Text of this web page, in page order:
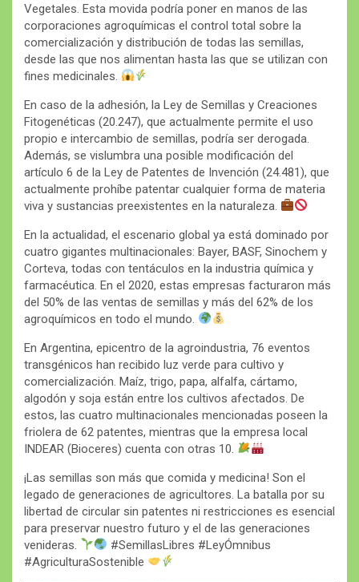
Vegetales. Esta movida podría poner en manos de las
corporaciones agroquímicas el control total sobre la
comercialización y distribución de todas las semillas,
desde las que nos alimentan hasta las que se utilizan con
fines medicinales.
En caso de la adhesión, la Ley de Semillas y Creaciones
Fitogenéticas (20.247), que actualmente permite el uso
propio e intercambio de semillas, podría ser derogada.
Además, se vislumbra una posible modificación del
artículo 6 de la Ley de Patentes de Invención (24.481), que
actualmente prohíbe patentar cualquier forma de materia
viva y sustancias preexistentes en la naturaleza.
En la actualidad, el escenario global ya está dominado por
cuatro gigantes multinacionales: Bayer, BASF, Sinochem y
Corteva, todas con tentáculos en la industria química y
farmacéutica. En el 2020, estas empresas facturaron más
del 50% de las ventas de semillas y más del 62% de los
agroquímicos en todo el mundo.
En Argentina, epicentro de la agroindustria, 76 eventos
transgénicos han recibido luz verde para cultivo y
comercialización. Maíz, trigo, papa, alfalfa, cártamo,
algodón y soja están entre los cultivos afectados. De
estos, las cuatro multinacionales mencionadas poseen la
friolera de 62 patentes, mientras que la empresa local
INDEAR (Bioceres) cuenta con otras 10.
¡Las semillas son más que comida y medicina! Son el
legado de generaciones de agricultores. La batalla por su
libertad de circular sin patentes ni restricciones es esencial
para preservar nuestro futuro y el de las generaciones
venideras.
#SemillasLibres #LeyÓmnibus
#AgriculturaSostenible